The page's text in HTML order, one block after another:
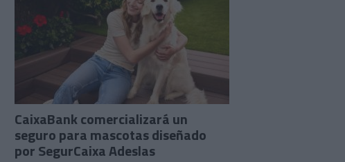
CaixaBank comercializará un
seguro para mascotas diseñado
por SegurCaixa Adeslas